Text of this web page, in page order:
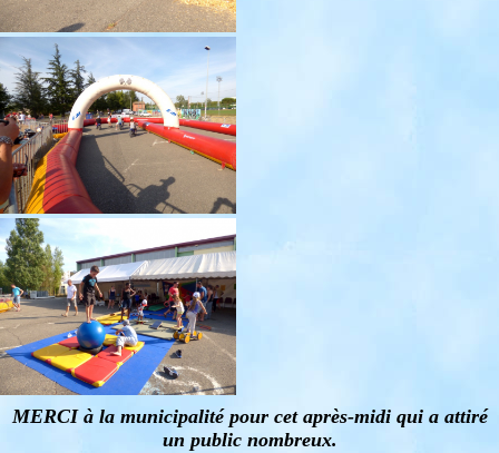
MERCI à la municipalité pour cet après-midi qui a attiré
un public nombreux.